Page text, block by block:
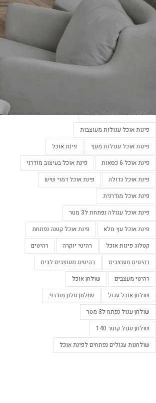
פינות אוכל יוקרתיות
פינות אוכל יוקרתיות במבצע
פינות אוכל יוקרתיות מעץ
פינות אוכל יוקרתיות משיש
פינות אוכל עגולות במבצע
פינות אוכל עגולות מעוצבות
פינות אוכל עגולות מעץ
פינת אוכל
פינת אוכל 6 כסאות
פינת אוכל בעיצוב מודרני
פינת אוכל גדולה
פינת אוכל דמוי שיש
פינת אוכל מודרנית
פינת אוכל עגולה נפתחת ל3 מטר
פינת אוכל עץ מלא
פינת אוכל קטנה נפתחת
קטלוג פינות אוכל
רהיטי יוקרה
רהיטים
רהיטים מעוצבים
רהיטים מעוצבים לבית
רהיטי מעצבים
שולחן אוכל
שולחן אוכל עגול
שולחן סלון מודרני
שולחן עגול נפתח ל3 מטר
שולחן עגול קוטר 140
שולחנות עגולים נפתחים לפינת אוכל